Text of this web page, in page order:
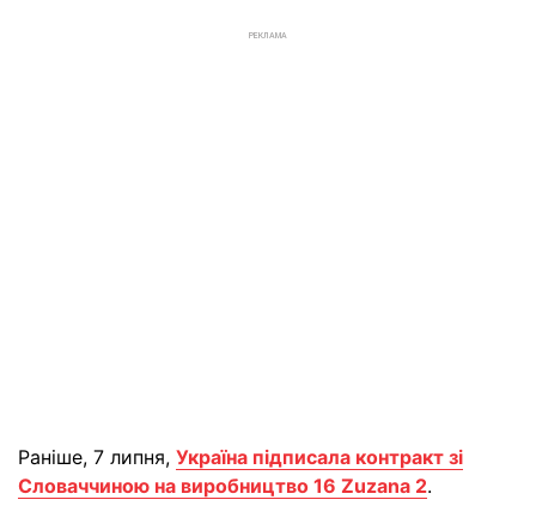
РЕКЛАМА
Раніше, 7 липня, Україна підписала контракт зі
Словаччиною на виробництво 16 Zuzana 2.